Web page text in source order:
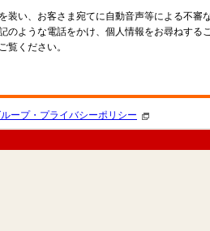
装い、お客さま宛てに自動音声等による不審
のような電話をかけ、個人情報をお尋ねする
覧ください。
ープ・プライバシーポリシー